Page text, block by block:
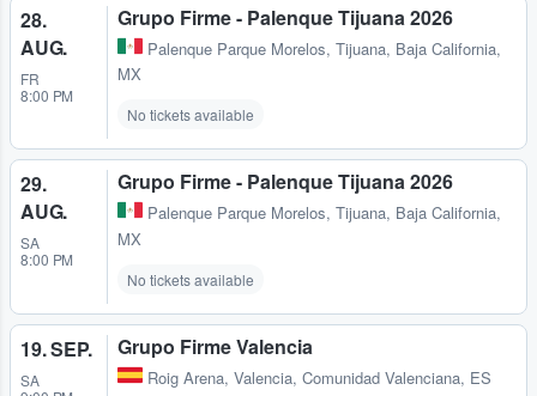
28.
AUG.
FR
8:00 PM
Grupo Firme - Palenque Tijuana 2026
Palenque Parque Morelos, Tijuana, Baja California,
MX
No tickets available
29.
AUG.
SA
8:00 PM
Grupo Firme - Palenque Tijuana 2026
Palenque Parque Morelos, Tijuana, Baja California,
MX
No tickets available
19. SEP.
SA
Grupo Firme Valencia
Roig Arena, Valencia, Comunidad Valenciana, ES